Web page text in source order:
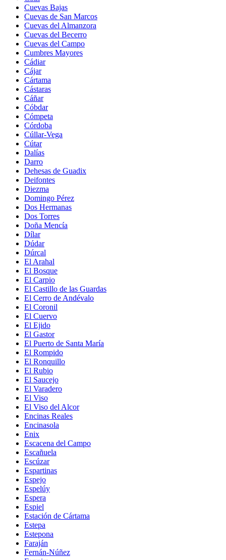
Cuevas Bajas
Cuevas de San Marcos
Cuevas del Almanzora
Cuevas del Becerro
Cuevas del Campo
Cumbres Mayores
Cádiar
Cájar
Cártama
Cástaras
Cáñar
Cóbdar
Cómpeta
Córdoba
Cúllar-Vega
Cútar
Dalías
Darro
Dehesas de Guadix
Deifontes
Diezma
Domingo Pérez
Dos Hermanas
Dos Torres
Doña Mencía
Dílar
Dúdar
Dúrcal
El Arahal
El Bosque
El Carpio
El Castillo de las Guardas
El Cerro de Andévalo
El Coronil
El Cuervo
El Ejido
El Gastor
El Puerto de Santa María
El Rompido
El Ronquillo
El Rubio
El Saucejo
El Varadero
El Viso
El Viso del Alcor
Encinas Reales
Encinasola
Enix
Escacena del Campo
Escañuela
Escúzar
Espartinas
Espejo
Espelúy
Espera
Espiel
Estación de Cártama
Estepa
Estepona
Faraján
Fernán-Núñez